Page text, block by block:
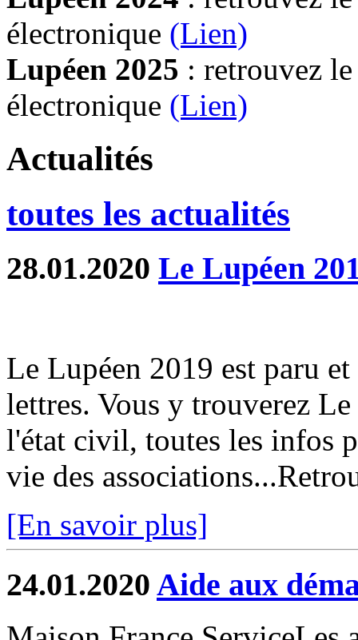
électronique (Lien)
Lupéen 2025 : retrouvez
électronique (Lien)
Actualités
toutes les actualités
28.01.2020 Le Lupéen
Le Lupéen 2019 est paru
lettres. Vous y trouverez
l'état civil, toutes les infos
vie des
[En savoir plus]
24.01.2020 Aide aux